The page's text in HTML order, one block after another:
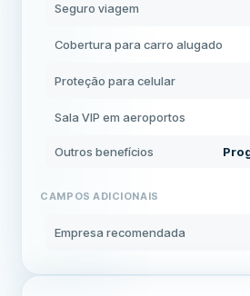
Seguro viagem
Cobertura para carro alugado
Proteção para celular
Sala VIP em aeroportos
Outros benefícios
CAMPOS ADICIONAIS
Empresa recomendada